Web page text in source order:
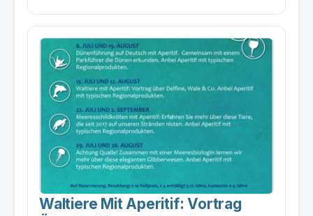
Waltiere Mit Aperitif: Vortrag